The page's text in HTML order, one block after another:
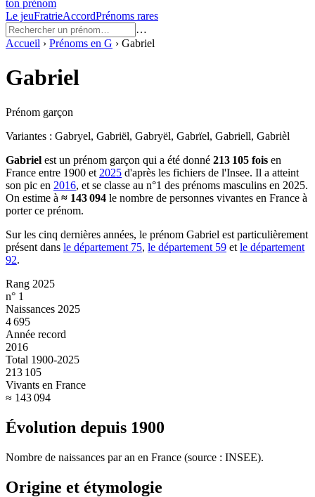
ton prénom
Le jeuFratrieAccordPrénoms rares
…
Accueil › Prénoms en G › Gabriel
Gabriel
Prénom garçon
Variantes : Gabryel, Gabriël, Gabryël, Gabrïel, Gabriell, Gabrièl
Gabriel est un prénom garçon qui a été donné 213 105 fois en
France entre 1900 et 2025 d'après les fichiers de l'Insee. Il a atteint
son pic en 2016, et se classe au n°1 des prénoms masculins en 2025.
On estime à ≈ 143 094 le nombre de personnes vivantes en France à
porter ce prénom.
Sur les cinq dernières années, le prénom Gabriel est particulièrement
présent dans le département 75, le département 59 et le département
92.
Rang 2025
n° 1
Naissances 2025
4 695
Année record
2016
Total 1900-2025
213 105
Vivants en France
≈ 143 094
Évolution depuis 1900
Nombre de naissances par an en France (source : INSEE).
Origine et étymologie